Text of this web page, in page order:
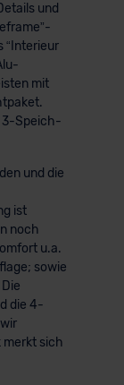
und
“Interieur
mit
3-Speich-
und die
ist
noch
u.a.
sowie
die 4-
merkt sich